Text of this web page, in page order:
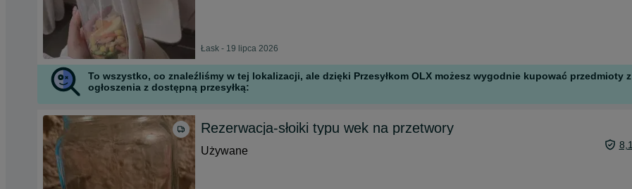
Łask - 19 lipca 2026
To wszystko, co znaleźliśmy w tej lokalizacji, ale dzięki Przesyłkom OLX możesz wygodnie kupować przedmioty
ogłoszenia z dostępną przesyłką:
Rezerwacja-słoiki typu wek na przetwory
Używane